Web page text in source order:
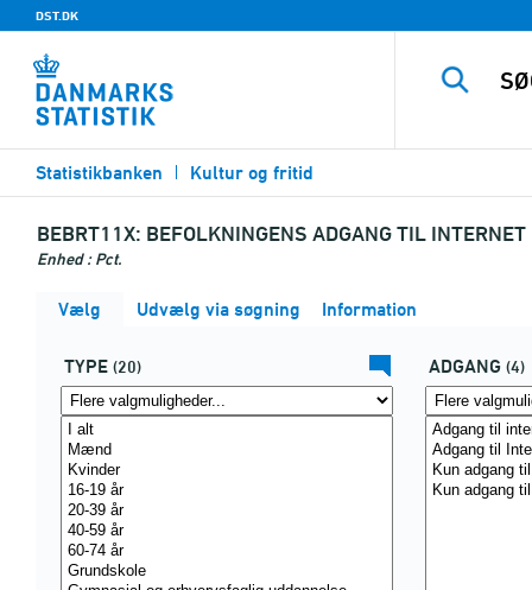
DST.DK
Statistikbanken Kultur og fritid
BEBRT11X: BEFOLKNINGENS ADGANG TIL
Enhed : Pct.
Vælg Udvælg via søgning Information
TYPE (20) ADGANG (4)